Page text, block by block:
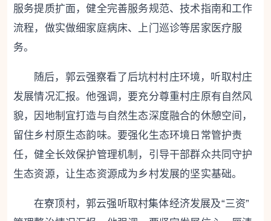
服务提质扩面，健全完善服务规范、技术指南和工作
流程，做实做细家庭病床、上门巡诊等居家医疗服
务。
随后，郭云强察看了后坑村村庄环境，听取村庄
发展情况汇报。他强调，要充分尊重村庄原有自然风
貌，因地制宜打造与自然生态深度融合的休憩空间，
留住乡村原生态韵味。要强化生态环境日常管护责
任，健全长效保护管理机制，引导干部群众共同守护
生态资源，让生态资源成为乡村发展的坚实基础。
在寮顶村，郭云强听取村集体经济发展及“三资”